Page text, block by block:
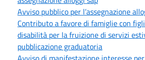
Avviso pubblico per l’assegnazione
Contributo a favore di famiglie con
disabilità per la fruizione di servizi
pubblicazione graduatoria